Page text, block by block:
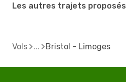
Les autres trajets proposés
Vols Bristol - Limoges